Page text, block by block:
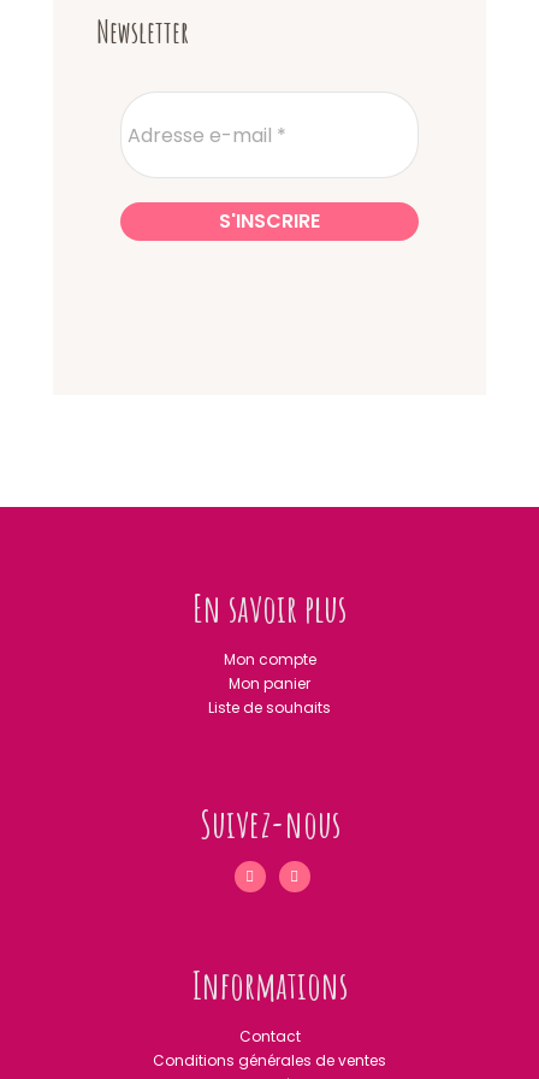
Newsletter
En savoir plus
Mon compte
Mon panier
Liste de souhaits
Suivez-nous
Informations
Contact
Conditions générales de ventes